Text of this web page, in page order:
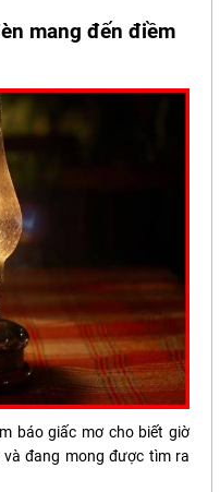
mang đến điềm
báo giấc mơ cho biết giờ
đang mong được tìm ra